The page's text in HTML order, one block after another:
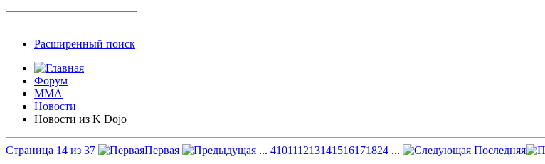
Расширенный поиск
Форум
ММА
Новости
Новости из K Dojo
Страница 14 из 37 Первая ... 410111213141516171824 ... Последняя